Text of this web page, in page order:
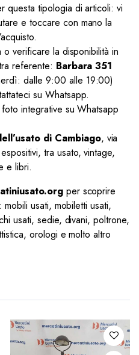
questa tipologia di articoli: vi
e toccare con mano la
verificare la disponibilità in
referente: Barbara 351
dalle 9:00 alle 19:00)
su Whatsapp.
integrative su Whatsapp
di Cambiago, via
tra usato, vintage,
e libri.
per scoprire
usati, mobiletti usati,
usati, sedie, divani, poltrone,
orologi e molto altro